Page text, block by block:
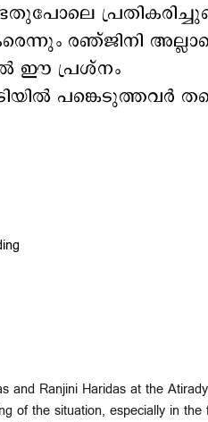
രഞ്ജിനി
ഈ പ്രശ്നം
പങ്കെടുത്തവർ
and Ranjini Haridas at the
of the situation, especially in